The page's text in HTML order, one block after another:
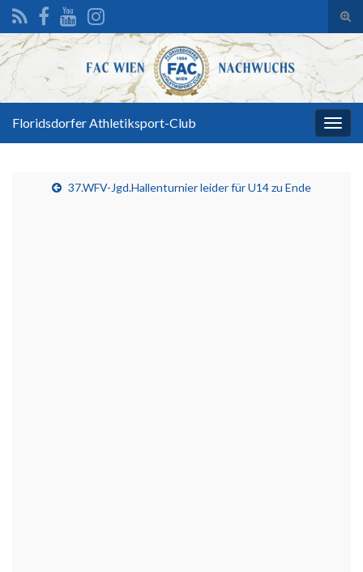
Search for:
Floridsdorfer Athletiksport-Club
37.WFV-Jgd.Hallenturnier leider für U14 zu Ende